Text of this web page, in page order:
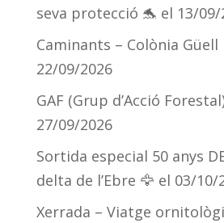
seva protecció 🐬 el 13/09/
Caminants – Colònia Güell
22/09/2026
GAF (Grup d’Acció
27/09/2026
Sortida especial 50 anys
delta de l’Ebre 🦅 el 03/10/
Xerrada – Viatge